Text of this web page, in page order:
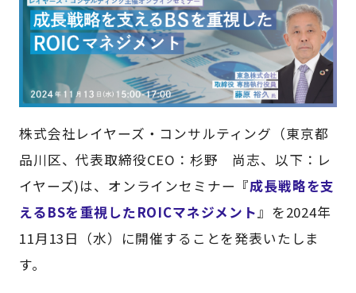
株式会社レイヤーズ・コンサルティング（東京都
品川区、代表取締役CEO：杉野 尚志、以下：レ
イヤーズ)は、オンラインセミナー『成長戦略を支
えるBSを重視したROICマネジメント』を2024年
11月13日（水）に開催することを発表いたしま
す。